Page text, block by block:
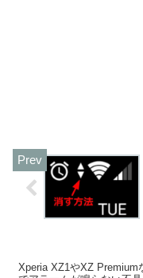
Xperia XZ1やXZ Premium